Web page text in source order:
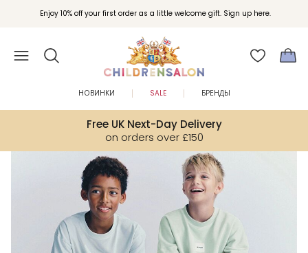
Enjoy 10% off your first order as a little welcome gift. Sign up here.
Вступайте в клуб Бонусы Childrensalon для эксклюзивных привилегий при
покупках.
Free UK Next-Day Delivery
on orders over £150
НОВИНКИ SALE БРЕНДЫ